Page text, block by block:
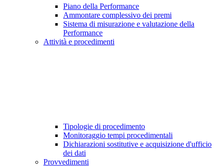
Piano della Performance
Ammontare complessivo dei premi
Sistema di misurazione e valutazione della
Performance
Attività e procedimenti
Tipologie di procedimento
Monitoraggio tempi procedimentali
Dichiarazioni sostitutive e acquisizione d'ufficio
dei dati
Provvedimenti